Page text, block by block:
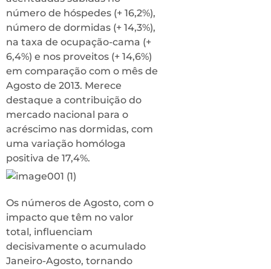
número de hóspedes (+ 16,2%),
número de dormidas (+ 14,3%),
na taxa de ocupação-cama (+
6,4%) e nos proveitos (+ 14,6%)
em comparação com o mês de
Agosto de 2013. Merece
destaque a contribuição do
mercado nacional para o
acréscimo nas dormidas, com
uma variação homóloga
positiva de 17,4%.
Os números de Agosto, com o
impacto que têm no valor
total, influenciam
decisivamente o acumulado
Janeiro-Agosto, tornando